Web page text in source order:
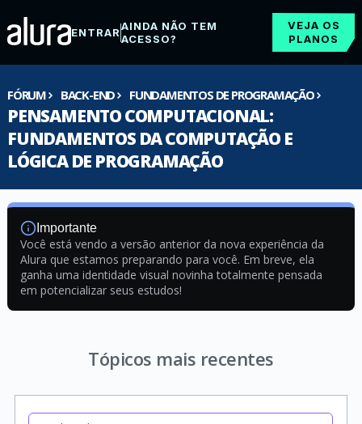
ENTRARAINDA NÃO TEM
ACESSO?
VEJA OS
PLANOS
FÓRUM BACK-END FUNDAMENTOS DE PROGRAMAÇÃO
PENSAMENTO COMPUTACIONAL:
FUNDAMENTOS DA COMPUTAÇÃO E
LÓGICA DE PROGRAMAÇÃO
Importante
Você está vendo a versão anterior da nova experiência da
Alura que estamos preparando para você. Em breve, ela
ganha uma identidade visual novinha totalmente pensada
em potencializar seus estudos!
Tópicos mais recentes